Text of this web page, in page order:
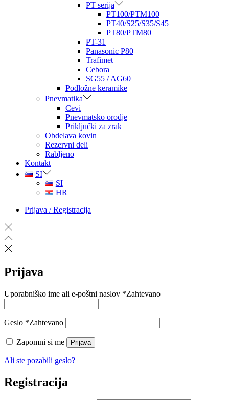
PT serija
PT100/PTM100
PT40/S25/S35/S45
PT80/PTM80
PT-31
Panasonic P80
Trafimet
Cebora
SG55 / AG60
Podložne keramike
Pnevmatika
Cevi
Pnevmatsko orodje
Priključki za zrak
Obdelava kovin
Rezervni deli
Rabljeno
Kontakt
SI
SI
HR
Prijava / Registracija
Prijava
Uporabniško ime ali e-poštni naslov *Zahtevano
Geslo *Zahtevano
Zapomni si me Prijava
Ali ste pozabili geslo?
Registracija